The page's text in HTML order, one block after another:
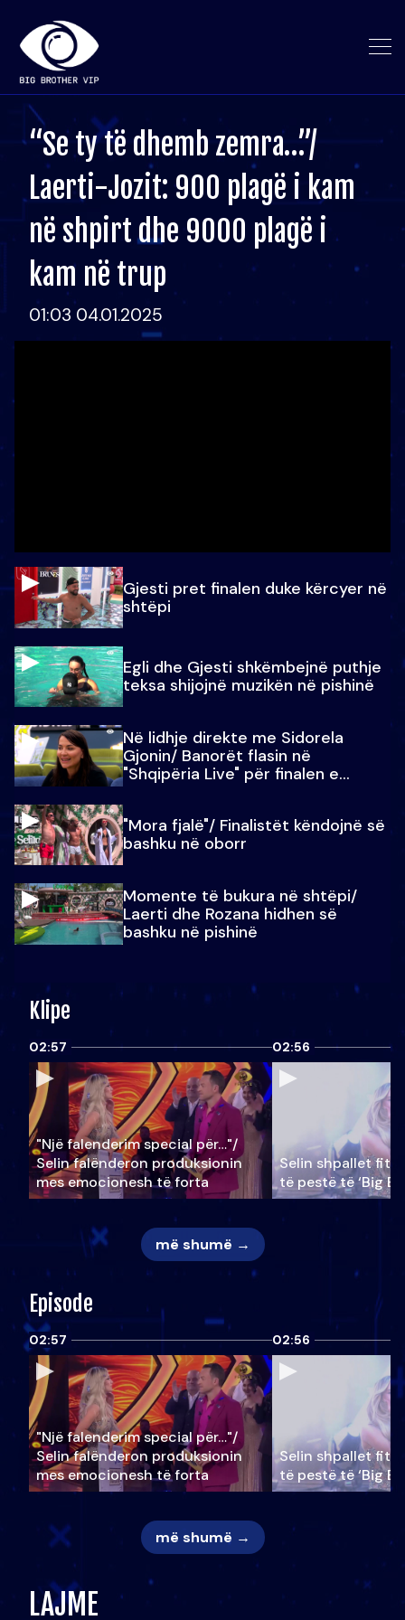
“Se ty të dhemb zemra…”/
Laerti-Jozit: 900 plagë i kam
në shpirt dhe 9000 plagë i
kam në trup
01:03 04.01.2025
Gjesti pret finalen duke kërcyer në
shtëpi
Egli dhe Gjesti shkëmbejnë puthje
teksa shijojnë muzikën në pishinë
Në lidhje direkte me Sidorela
Gjonin/ Banorët flasin në
"Shqipëria Live" për finalen e
"Mora fjalë"/ Finalistët këndojnë së
bashku në oborr
Momente të bukura në shtëpi/
Laerti dhe Rozana hidhen së
bashku në pishinë
Klipe
02:57
"Një falenderim special për…"/
Selin falënderon produksionin
mes emocionesh të forta
02:56
Selin shpallet
të pestë të ‘Big
më shumë →
Episode
02:57
"Një falenderim special për…"/
Selin falënderon produksionin
mes emocionesh të forta
02:56
Selin shpallet
të pestë të ‘Big
më shumë →
LAJME